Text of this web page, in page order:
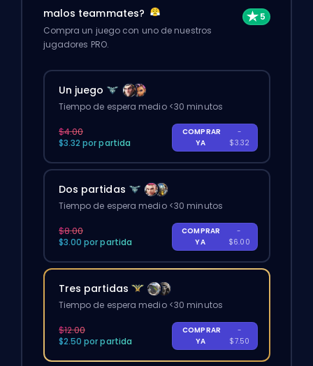
malos teammates?
Compra un juego con uno de nuestros
jugadores PRO.
Un juego
Tiempo de espera medio <30 minutos
$4.00
$3.32 por partida
COMPRAR
YA
-
$3.32
Dos partidas
Tiempo de espera medio <30 minutos
$8.00
$3.00 por partida
COMPRAR
YA
-
$6.00
Tres partidas
Tiempo de espera medio <30 minutos
$12.00
$2.50 por partida
COMPRAR
YA
-
$7.50